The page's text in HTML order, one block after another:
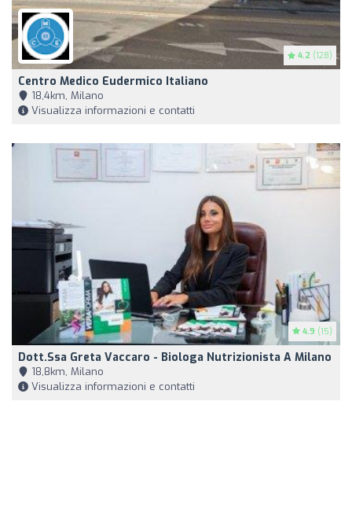
4.2 (128)
Centro Medico Eudermico Italiano
18,4km, Milano
Visualizza informazioni e contatti
4.9 (15)
Dott.ssa Greta Vaccaro - Biologa Nutrizionista A Milano
18,8km, Milano
Visualizza informazioni e contatti